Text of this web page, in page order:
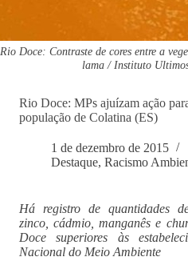
Rio Doce: Contraste de cores entre a
lama / Instituto
Rio Doce: MPs ajuízam ação
população de Colatina (ES)
1 de dezembro de 2015
Destaque, Racismo
Há registro de quantidades
zinco, cádmio, manganês e
Doce superiores às
Nacional do Meio Ambiente